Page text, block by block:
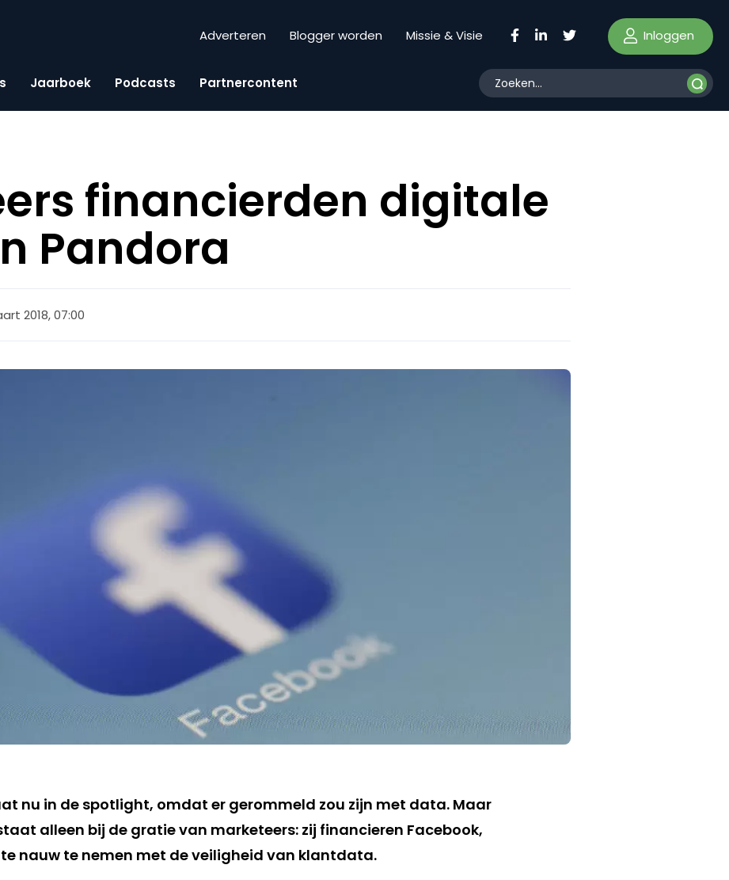
Adverteren Blogger worden Missie & Visie Inloggen
Jaarboek Podcasts Partnercontent
financierden digitale
Pandora
2018, 07:00
nu in de spotlight, omdat er gerommeld zou zijn met data. Maar
alleen bij de gratie van marketeers: zij financieren Facebook,
nauw te nemen met de veiligheid van klantdata.